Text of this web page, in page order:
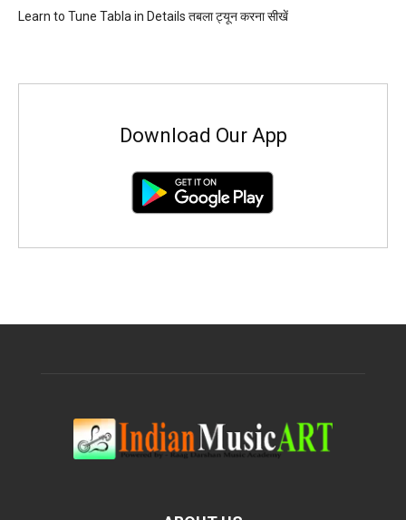
Learn to Tune Tabla in Details तबला ट्यून करना सीखें
Download Our App